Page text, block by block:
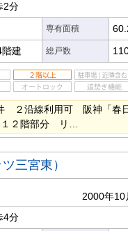
2分
専有面積
階建 総戸数
２沿線利用可 阪神「春
２階部分 リ…
三宮東）
2000年10
4分